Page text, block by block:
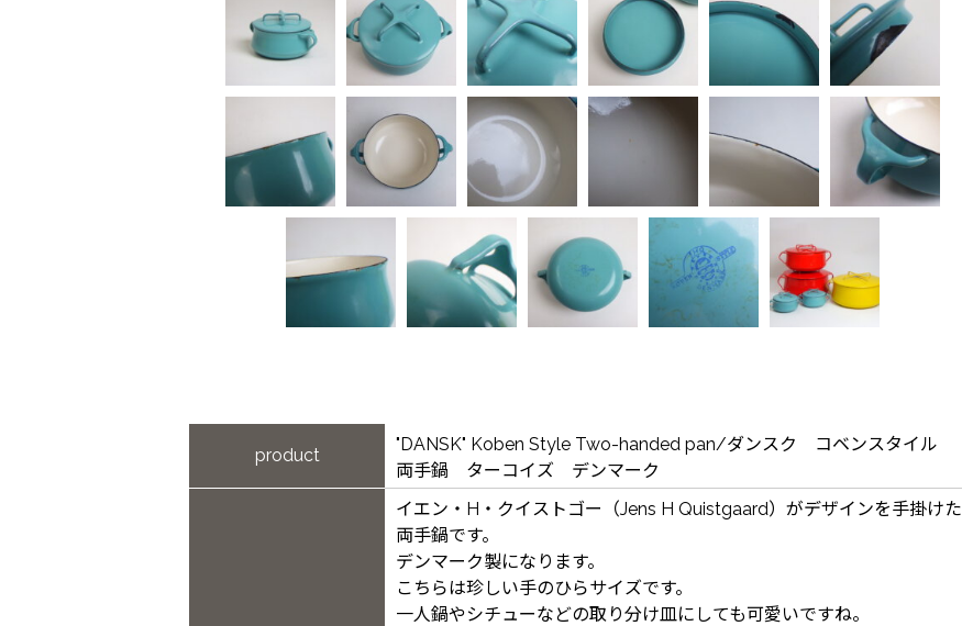
product
"DANSK" Koben Style Two-handed pan/ダンスク コベンスタイル
両手鍋 ターコイズ デンマーク
イエン・H・クイストゴー（Jens H Quistgaard）がデザインを手掛けた
両手鍋です。
デンマーク製になります。
こちらは珍しい手のひらサイズです。
一人鍋やシチューなどの取り分け皿にしても可愛いですね。